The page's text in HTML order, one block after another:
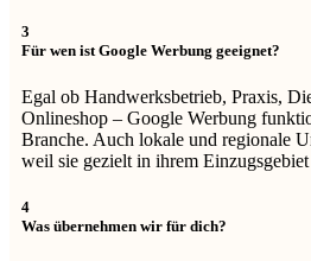
3
Für wen ist Google Werbung geeignet?
Egal ob Handwerksbetrieb, Praxis,
Onlineshop – Google Werbung
Branche. Auch lokale und regionale
weil sie gezielt in ihrem
4
Was übernehmen wir für dich?